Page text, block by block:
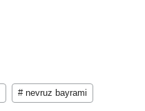
# nevruz bayrami